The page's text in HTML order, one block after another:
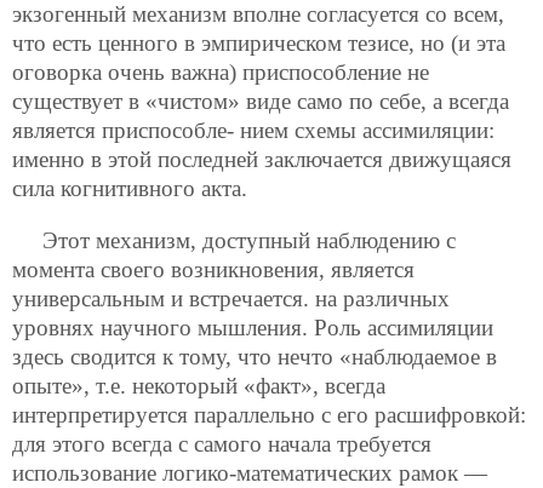
экзогенный механизм вполне согласуется со всем,
что есть ценного в эмпирическом тезисе, но (и эта
оговорка очень важна) приспособление не
существует в «чистом» виде само по себе, а всегда
является приспособле- нием схемы ассимиляции:
именно в этой последней заключается движущаяся
сила когнитивного акта.
Этот механизм, доступный наблюдению с
момента своего возникновения, является
универсальным и встречается. на различных
уровнях научного мышления. Роль ассимиляции
здесь сводится к тому, что нечто «наблюдаемое в
опыте», т.е. некоторый «факт», всегда
интерпретируется параллельно с его расшифровкой:
для этого всегда с самого начала требуется
использование логико-математических рамок —